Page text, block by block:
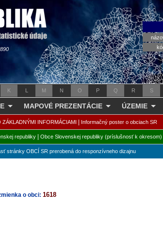
K L M N O P Q R S
MAPOVÉ PREZENTÁCIE ÚZEMIE
ZÁKLADNÝMI INFORMÁCIAMI Informačný poster o obciach SR
republiky| Obce Slovenskej republiky (príslušnosť k okresom)
stránky OBCÍ SR prerobená do responzívneho dizajnu
o obci: 1618